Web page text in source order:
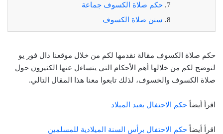
حكم صلاة الكسوف جماعة
سنن صلاة الكسوف
حكم صلاة الكسوف مقالة نقدمها لكم من خلال موقعنا دال فور يو
لنوضح لكم من خلالها أهم الأحكام التي يتساءل عنها الكثيرون حول
صلاة الكسوف والخسوف، لذلك تابعوا معنا هذا المقال التالي.
اقرأ أيضاً حكم الاحتفال بعيد الميلاد
اقرأ أيضاً حكم الاحتفال برأس السنة الميلادية للمسلمين